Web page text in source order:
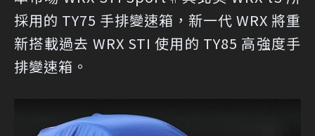
採用的 TY75 手排變速箱，新一代 WRX 將重
新搭載過去 WRX STI 使用的 TY85 高強度手
排變速箱。